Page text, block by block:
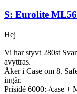
S: Eurolite
Hej
Vi har styvt 280st
avyttras.
Åker i Case om 8.
ingår.
Prisidé 6000:-/case +